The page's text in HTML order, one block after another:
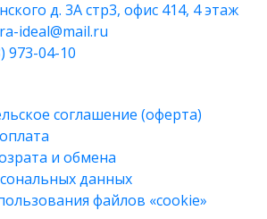
д. 3А стр3, офис 414, 4 этаж
ideal@mail.ru
973-04-10
соглашение (оферта)
и обмена
данных
файлов «cookie»